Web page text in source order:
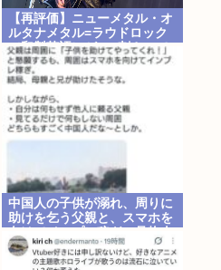
【再評価】ニューメタル・オ
ルタナメタル=ラウドロック
（和製英語）がZに刺さって
るらしい。お前らがキッズの
頃好きだったバンドは何？
中国人の子供が溺れ、周りに
助けを乞う父親と、スマホを